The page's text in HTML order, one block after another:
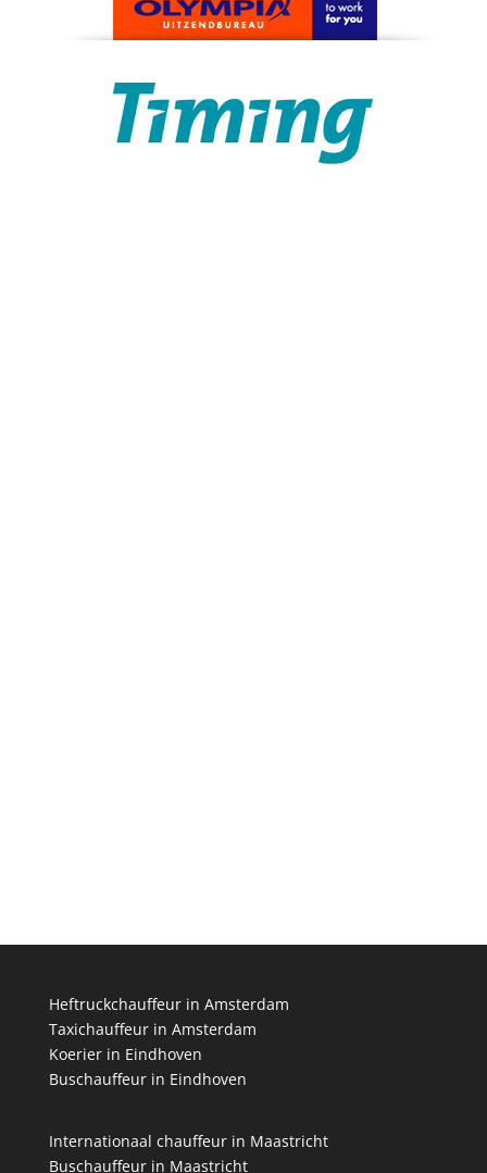
Heftruckchauffeur in Amsterdam
Taxichauffeur in Amsterdam
Koerier in Eindhoven
Buschauffeur in Eindhoven
Internationaal chauffeur in Maastricht
Buschauffeur in Maastricht